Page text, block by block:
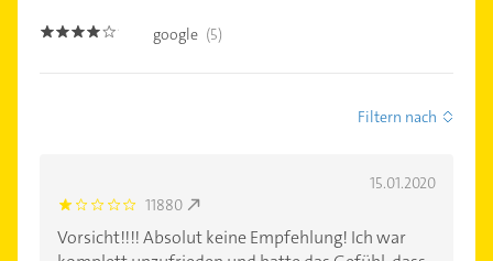
4.0 google (5)
Filtern nach
15.01.2020
1.0 11880
Vorsicht!!!! Absolut keine Empfehlung! Ich war